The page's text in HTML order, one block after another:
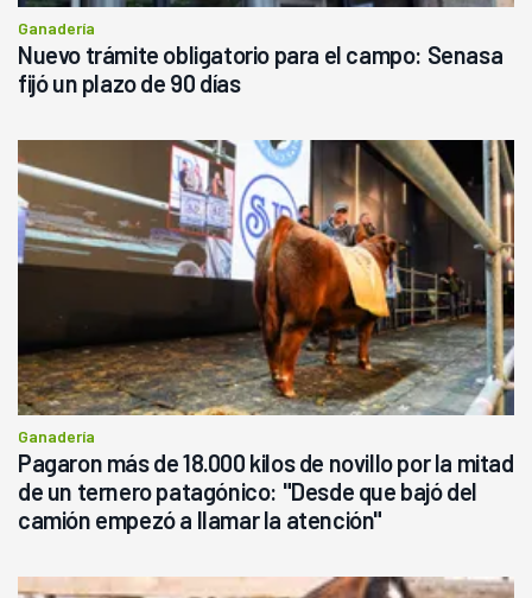
Ganadería
Nuevo trámite obligatorio para el campo: Senasa
fijó un plazo de 90 días
Ganadería
Pagaron más de 18.000 kilos de novillo por la mitad
de un ternero patagónico: "Desde que bajó del
camión empezó a llamar la atención"